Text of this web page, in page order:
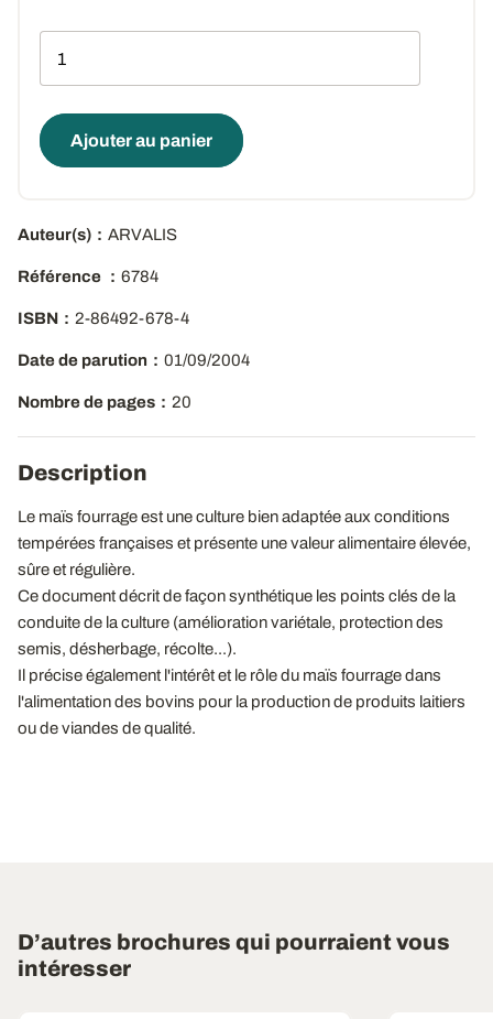
Ajouter au panier
Auteur(s) ARVALIS
Référence 6784
ISBN 2-86492-678-4
Date de parution 01/09/2004
Nombre de pages 20
Description
Le maïs fourrage est une culture bien adaptée aux conditions
tempérées françaises et présente une valeur alimentaire élevée,
sûre et régulière.
Ce document décrit de façon synthétique les points clés de la
conduite de la culture (amélioration variétale, protection des
semis, désherbage, récolte...).
Il précise également l'intérêt et le rôle du maïs fourrage dans
l'alimentation des bovins pour la production de produits laitiers
ou de viandes de qualité.
D’autres brochures qui pourraient vous
intéresser